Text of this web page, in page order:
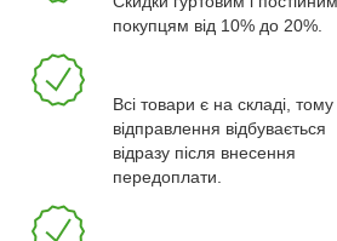
покупцям від 10% до 20%.
Всі товари є на складі, тому
відправлення відбувається
відразу після внесення
передоплати.